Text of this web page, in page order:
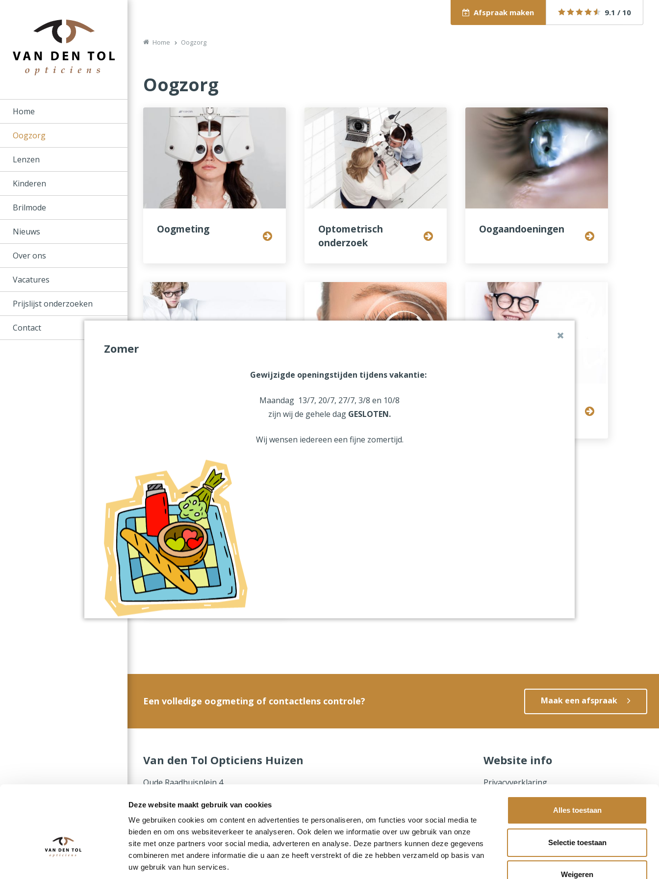
Deze website maakt gebruik van cookies
We gebruiken cookies om content en advertenties te personaliseren, om functies voor social media te
bieden en om ons websiteverkeer te analyseren. Ook delen we informatie over uw gebruik van onze
site met onze partners voor social media, adverteren en analyse. Deze partners kunnen deze gegevens
combineren met andere informatie die u aan ze heeft verstrekt of die ze hebben verzameld op basis van
uw gebruik van hun services.
Alles toestaan
Selectie toestaan
Weigeren
Home
Oogzorg
Lenzen
Kinderen
Brilmode
Nieuws
Over ons
Vacatures
Prijslijst onderzoeken
Contact
Afspraak maken 9.1 / 10
Home Oogzorg
Oogzorg
Oogmeting
Optometrisch
onderzoek
Oogaandoeningen
Lensaanmeting en
controle
Prijslijst onderzoeken
Een volledige oogmeting of contactlens controle? Maak een afspraak
Van den Tol Opticiens Huizen
Oude Raadhuisplein 4
035 - 525 38 55
plein@vandentolopticiens.nl
Bekijk locatie
Website info
Privacyverklaring
Leveringsvoorwaarden
Garantievoorwaarden
Zorgvergoeding
Zomer
Gewijzigde openingstijden tijdens vakantie:
Maandag 13/7, 20/7, 27/7, 3/8 en 10/8
zijn wij de gehele dag GESLOTEN.
Wij wensen iedereen een fijne zomertijd.